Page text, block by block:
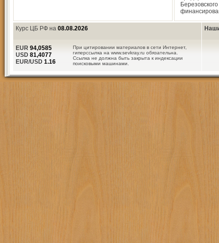
Березовского
Курс ЦБ РФ на 08.08.2026
При цитировании материалов в сети Интернет,
гиперссылка на www.sevkray.ru обязательна.
Ссылка не должна быть закрыта к индексации
поисковыми машинами.
EUR 94,0585
USD 81,4077
EUR/USD 1.16